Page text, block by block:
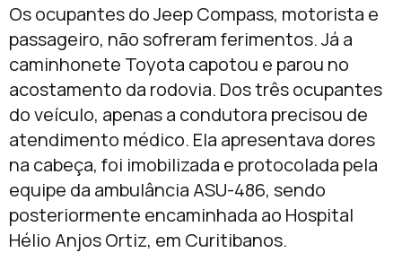
Os ocupantes do Jeep Compass, motorista e
passageiro, não sofreram ferimentos. Já a
caminhonete Toyota capotou e parou no
acostamento da rodovia. Dos três ocupantes
do veículo, apenas a condutora precisou de
atendimento médico. Ela apresentava dores
na cabeça, foi imobilizada e protocolada pela
equipe da ambulância ASU-486, sendo
posteriormente encaminhada ao Hospital
Hélio Anjos Ortiz, em Curitibanos.